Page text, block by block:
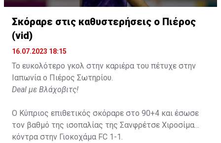
Η δημοσίευση κοινοποιήθηκε από το χρήστη David Beckham
Σκόραρε στις καθυστερήσεις ο Πιέρος
(vid)
16.07.2023 18:15
Το ευκολότερο γκολ στην καριέρα του πέτυχε στην
Ιαπωνία ο Πιέρος Σωτηρίου.
Deal με Βλάχοβιτς!
Ο Κύπριος επιθετικός σκόραρε στο 90+4 και έσωσε
τον βαθμό της ισοπαλίας της Σανφρέτσε Χιροσίμα
κόντρα στην Γιοκοχάμα FC 1-1.